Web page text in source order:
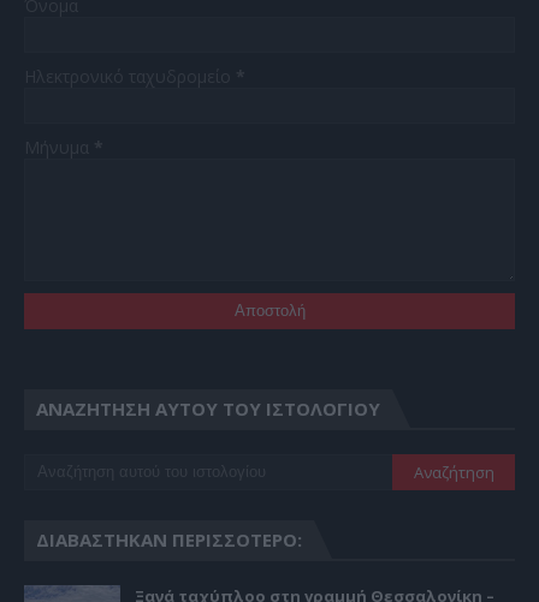
ΑΝΑΖΉΤΗΣΗ ΑΥΤΟΎ ΤΟΥ ΙΣΤΟΛΟΓΊΟΥ
ΔΙΑΒΆΣΤΗΚΑΝ ΠΕΡΙΣΣΌΤΕΡΟ:
Ξανά ταχύπλοο στη γραμμή Θεσσαλονίκη –